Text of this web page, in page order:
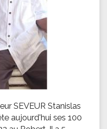
SEVEUR Stanislas
aujourd'hui ses 100